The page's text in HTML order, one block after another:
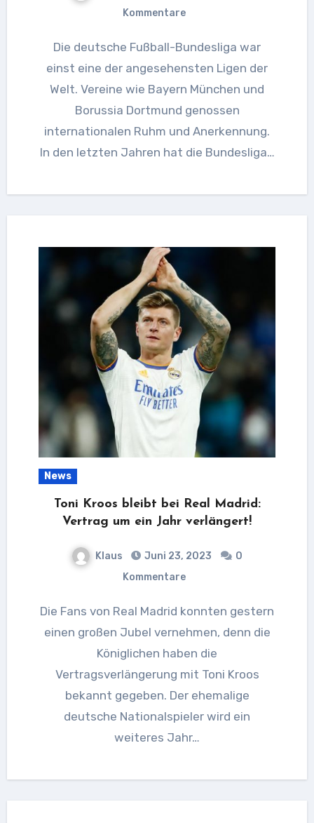
Kommentare
Die deutsche Fußball-Bundesliga war
einst eine der angesehensten Ligen der
Welt. Vereine wie Bayern München und
Borussia Dortmund genossen
internationalen Ruhm und Anerkennung.
In den letzten Jahren hat die Bundesliga…
News
Toni Kroos bleibt bei Real Madrid:
Vertrag um ein Jahr verlängert!
Klaus Juni 23, 2023
0
Kommentare
Die Fans von Real Madrid konnten gestern
einen großen Jubel vernehmen, denn die
Königlichen haben die
Vertragsverlängerung mit Toni Kroos
bekannt gegeben. Der ehemalige
deutsche Nationalspieler wird ein
weiteres Jahr…